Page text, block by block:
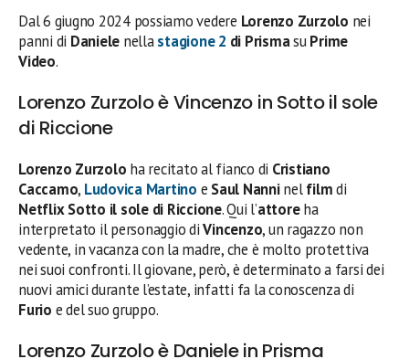
Dal 6 giugno 2024 possiamo vedere Lorenzo Zurzolo nei
panni di Daniele nellastagione 2 di PrismasuPrime
Video.
Lorenzo Zurzolo è Vincenzo in Sotto il sole
di Riccione
Lorenzo Zurzolo ha recitato al fianco di Cristiano
Caccamo, Ludovica Martino e Saul Nanninelfilmdi
Netflix Sotto il sole di Riccione. Qui l’attoreha
interpretato il personaggio diVincenzo, un ragazzo non
vedente, in vacanza con la madre, che è molto protettiva
nei suoi confronti. Il giovane, però, è determinato a farsi dei
nuovi amici durante l’estate, infatti fa la conoscenza di
Furio e del suo gruppo.
Lorenzo Zurzolo è Daniele in Prisma